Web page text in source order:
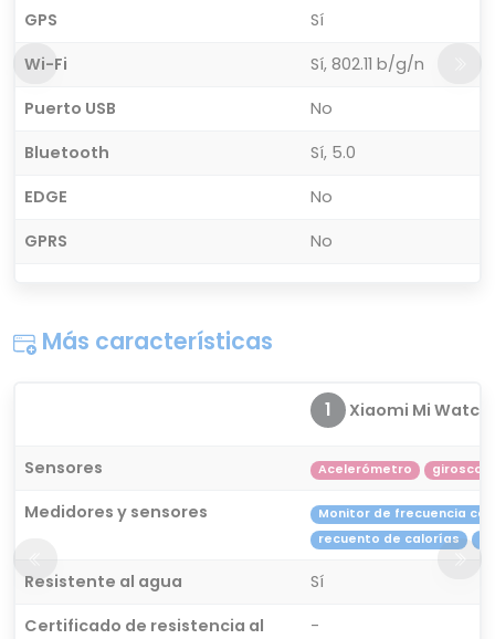
GPS
Sí
Wi-Fi
Sí, 802.11 b/g/n
Puerto USB
No
Bluetooth
Sí, 5.0
EDGE
No
GPRS
No
Más características
1 Xiaomi Mi Watch
Sensores Acelerómetro
Medidores y sensores
Monitor de frecuencia
recuento de calorías
Resistente al agua
Sí
Certificado de resistencia al
-